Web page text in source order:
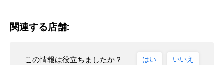
関連する店舗:
この情報は役立ちましたか？ はい いいえ